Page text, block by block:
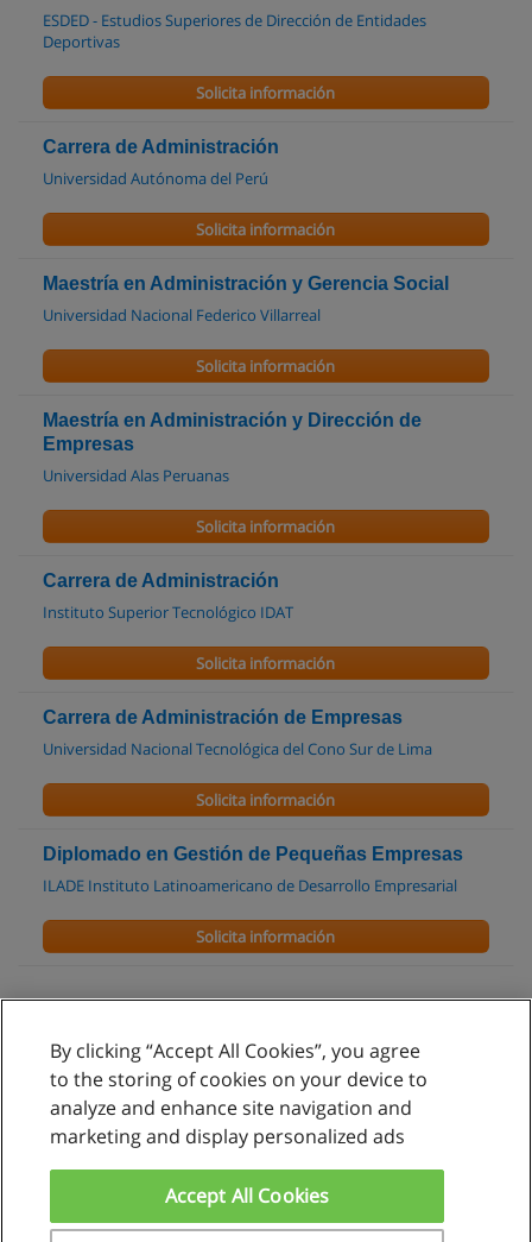
ESDED - Estudios Superiores de Dirección de Entidades
Deportivas
Solicita información
Carrera de Administración
Universidad Autónoma del Perú
Solicita información
Maestría en Administración y Gerencia Social
Universidad Nacional Federico Villarreal
Solicita información
Maestría en Administración y Dirección de
Empresas
Universidad Alas Peruanas
Solicita información
Carrera de Administración
Instituto Superior Tecnológico IDAT
Solicita información
Carrera de Administración de Empresas
Universidad Nacional Tecnológica del Cono Sur de Lima
Solicita información
Diplomado en Gestión de Pequeñas Empresas
ILADE Instituto Latinoamericano de Desarrollo Empresarial
Solicita información
Reglas de uso
Privacidad de datos
www.educaedu.com.pe
By clicking “Accept All Cookies”, you agree
to the storing of cookies on your device to
analyze and enhance site navigation and
marketing and display personalized ads
Accept All Cookies